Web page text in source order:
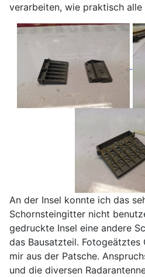
verarbeiten, wie praktisch alle
An der Insel konnte ich das
Schornsteingitter nicht
gedruckte Insel eine andere
das Bausatzteil. Fotogeätztes
mir aus der Patsche.
und die diversen